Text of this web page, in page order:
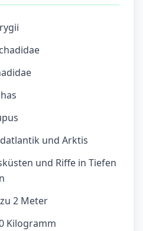
und Arktis
und Riffe in Tiefen
2 Meter
Kilogramm